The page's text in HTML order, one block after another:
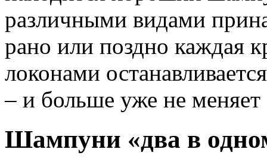
различными видами
рано или поздно каждая
локонами
– и больше уже не меняет
Шампуни «два в